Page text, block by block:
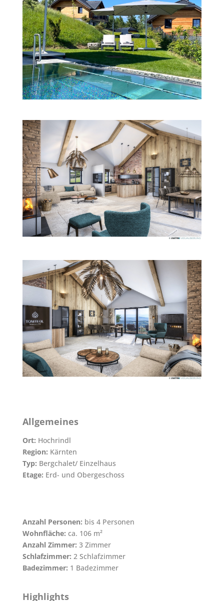
Allgemeines
Ort: Hochrindl
Region: Kärnten
Typ: Bergchalet/ Einzelhaus
Etage: Erd- und Obergeschoss
Anzahl Personen: bis 4 Personen
Wohnfläche: ca. 106 m²
Anzahl Zimmer: 3 Zimmer
Schlafzimmer: 2 Schlafzimmer
Badezimmer: 1 Badezimmer
Highlights